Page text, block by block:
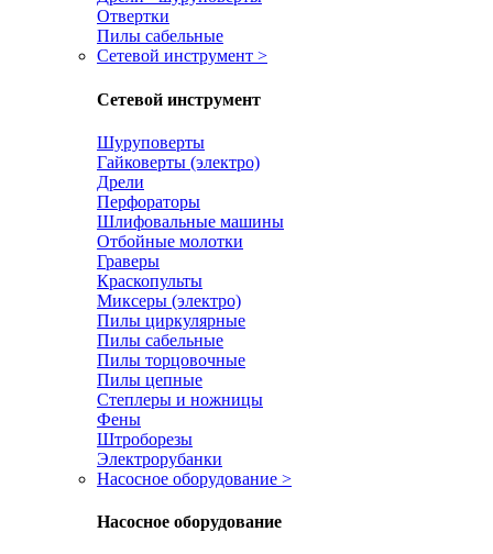
Отвертки
Пилы сабельные
Сетевой инструмент >
Сетевой инструмент
Шуруповерты
Гайковерты (электро)
Дрели
Перфораторы
Шлифовальные машины
Отбойные молотки
Граверы
Краскопульты
Миксеры (электро)
Пилы циркулярные
Пилы сабельные
Пилы торцовочные
Пилы цепные
Степлеры и ножницы
Фены
Штроборезы
Электрорубанки
Насосное оборудование >
Насосное оборудование